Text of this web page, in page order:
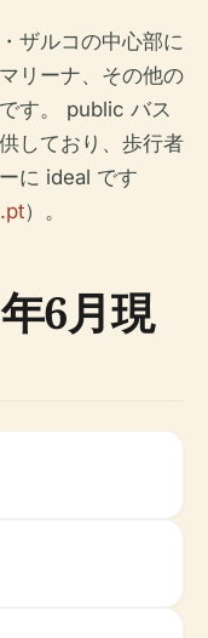
ザルコの中心部に
リーナ、その他の
す。 public バス
しており、歩行者
に ideal です
）。
6月現